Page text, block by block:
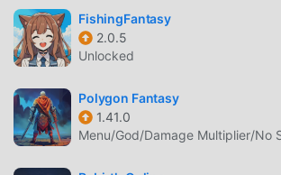
menginstalトレクル 15.2.0 dengan satu
lagi, unduh moddroid dan mainkan!
トレクル Sebagai game terkenal rpg
unik telah membantunya mendapatkan
FishingFantasy
2.0.5
Unlocked
Polygon Fantasy
1.41.0
Menu/God/Damage Multiplier/No